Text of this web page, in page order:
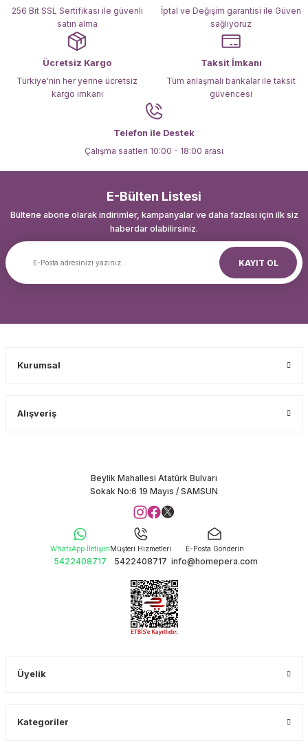
Bu ürüne benzer farklı alternatifler olmalı.
256 Bit SSL Sertifikası ile güvenli
satın alma
İptal ve Değişim garantisi ile Güven
sağlıyoruz
Ücretsiz Kargo
Türkiye'nin her yerine ücretsiz
kargo imkanı
Taksit İmkanı
Tüm anlaşmalı bankalar ile taksit
güvencesi
Telefon ile Destek
Çalışma saatleri 10:00 - 18:00 arası
E-Bülten Listesi
Bültene abone olarak indirimler, kampanyalar ve daha fazlası için ilk siz
haberdar olabilirsiniz.
KAYIT OL
Kurumsal
Alışveriş
Beylik Mahallesi Atatürk Bulvarı
Sokak No:6 19 Mayıs / SAMSUN
WhatsApp İletişim
5422408717
Müşteri Hizmetleri
5422408717
E-Posta Gönderin
info@homepera.com
Üyelik
Kategoriler